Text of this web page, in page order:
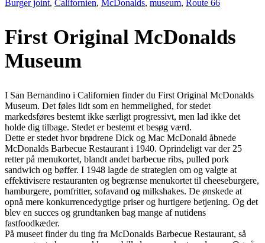
Burger joint, Californien, McDonalds, museum, Route 66
First Original McDonalds
Museum
I San Bernandino i Californien finder du First Original McDonalds
Museum. Det føles lidt som en hemmelighed, for stedet
markedsføres bestemt ikke særligt progressivt, men lad ikke det
holde dig tilbage. Stedet er bestemt et besøg værd.
Dette er stedet hvor brødrene Dick og Mac McDonald åbnede
McDonalds Barbecue Restaurant i 1940. Oprindeligt var der 25
retter på menukortet, blandt andet barbecue ribs, pulled pork
sandwich og bøffer. I 1948 lagde de strategien om og valgte at
effektivisere restauranten og begrænse menukortet til cheeseburgere,
hamburgere, pomfritter, sofavand og milkshakes. De ønskede at
opnå mere konkurrencedygtige priser og hurtigere betjening. Og det
blev en succes og grundtanken bag mange af nutidens
fastfoodkæder.
På museet finder du ting fra McDonalds Barbecue Restaurant, så